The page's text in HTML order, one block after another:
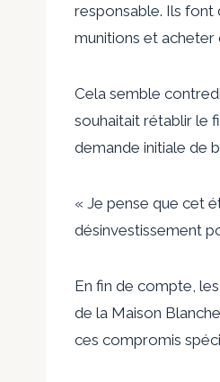
responsable. Ils
munitions et acheter
Cela semble
souhaitait rétablir le
demande initiale de
« Je pense que cet
désinvestissement
En fin de compte,
de la Maison
ces compromis